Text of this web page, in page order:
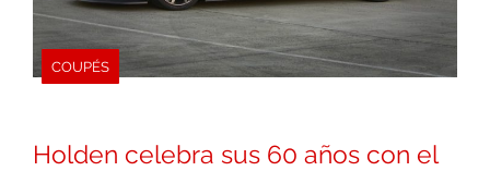
COUPÉS
Holden celebra sus 60 años con el